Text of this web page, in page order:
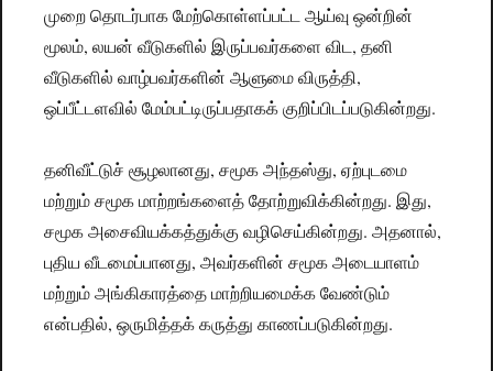
முறை தொடர்பாக மேற்கொள்ளப்பட்ட ஆய்வு ஒன்றின்
மூலம், லயன் வீடுகளில் இருப்பவர்களை விட, தனி
வீடுகளில் வாழ்பவர்களின் ஆளுமை விருத்தி,
ஒப்பீட்டளவில் மேம்பட்டிருப்பதாகக் குறிப்பிடப்படுகின்றது.
தனிவீட்டுச் சூழலானது, சமூக அந்தஸ்து, ஏற்புடமை
மற்றும் சமூக மாற்றங்களைத் தோற்றுவிக்கின்றது. இது,
சமூக அசைவியக்கத்துக்கு வழிசெய்கின்றது. அதனால்,
புதிய வீடமைப்பானது, அவர்களின் சமூக அடையாளம்
மற்றும் அங்கிகாரத்தை மாற்றியமைக்க வேண்டும்
என்பதில், ஒருமித்தக் கருத்து காணப்படுகின்றது.